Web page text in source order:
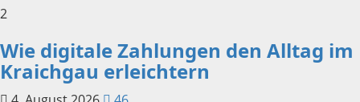
2
Wie digitale Zahlungen den Alltag im
Kraichgau erleichtern